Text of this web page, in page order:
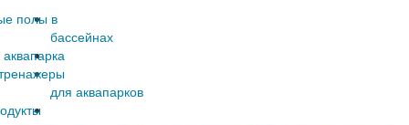
полы в
бассейнах
для аквапарков